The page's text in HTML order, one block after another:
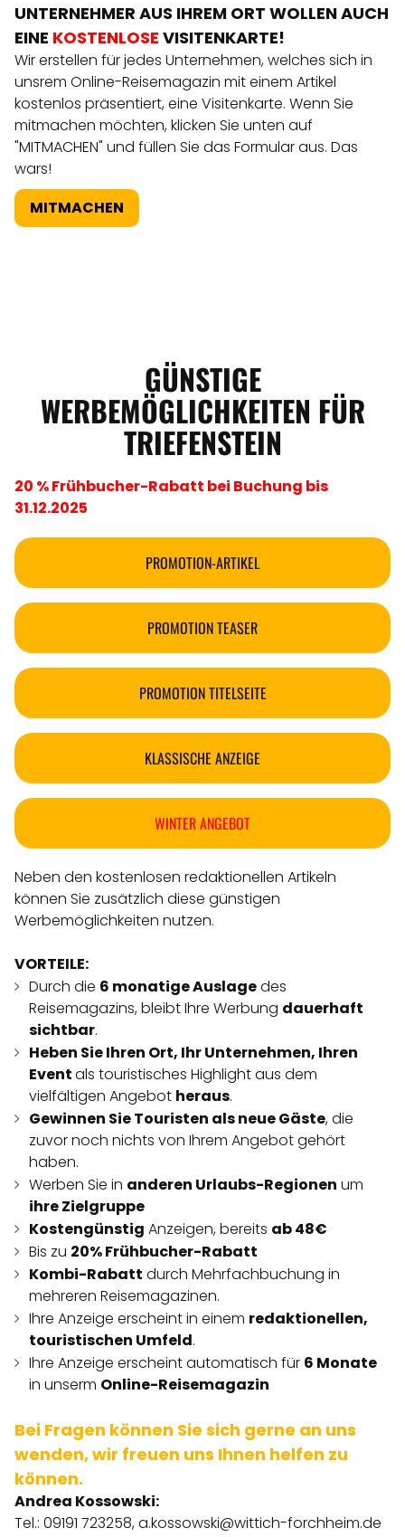
UNTERNEHMER AUS IHREM ORT WOLLEN AUCH
EINE KOSTENLOSE VISITENKARTE!
Wir erstellen für jedes Unternehmen, welches sich in
unsrem Online-Reisemagazin mit einem Artikel
kostenlos präsentiert, eine Visitenkarte. Wenn Sie
mitmachen möchten, klicken Sie unten auf
"MITMACHEN" und füllen Sie das Formular aus. Das
wars!
MITMACHEN
GÜNSTIGE
WERBEMÖGLICHKEITEN FÜR
TRIEFENSTEIN
20 % Frühbucher-Rabatt bei Buchung bis
31.12.2025
PROMOTION-ARTIKEL
PROMOTION TEASER
PROMOTION TITELSEITE
KLASSISCHE ANZEIGE
WINTER ANGEBOT
Neben den kostenlosen redaktionellen Artikeln
können Sie zusätzlich diese günstigen
Werbemöglichkeiten nutzen.
VORTEILE:
Durch die 6 monatige Auslagedes
Reisemagazins, bleibt Ihre Werbung dauerhaft
sichtbar.
Heben Sie Ihren Ort, Ihr Unternehmen, Ihren
Eventals touristisches Highlight aus dem
vielfältigen Angebot heraus.
Gewinnen Sie Touristen als neue Gäste, die
zuvor noch nichts von Ihrem Angebot gehört
haben.
Werben Sie in anderen Urlaubs-Regionen um
ihre Zielgruppe
Kostengünstig Anzeigen, bereits ab 48€
Bis zu 20% Frühbucher-Rabatt
Kombi-Rabatt durch Mehrfachbuchung in
mehreren Reisemagazinen.
Ihre Anzeige erscheint in einem redaktionellen,
touristischen Umfeld.
Ihre Anzeige erscheint automatisch für 6 Monate
in unserm Online-Reisemagazin
Bei Fragen können Sie sich gerne an uns
wenden, wir freuen uns Ihnen helfen zu
können.
Andrea Kossowski:
Tel.: 09191 723258,a.kossowski@wittich-forchheim.de